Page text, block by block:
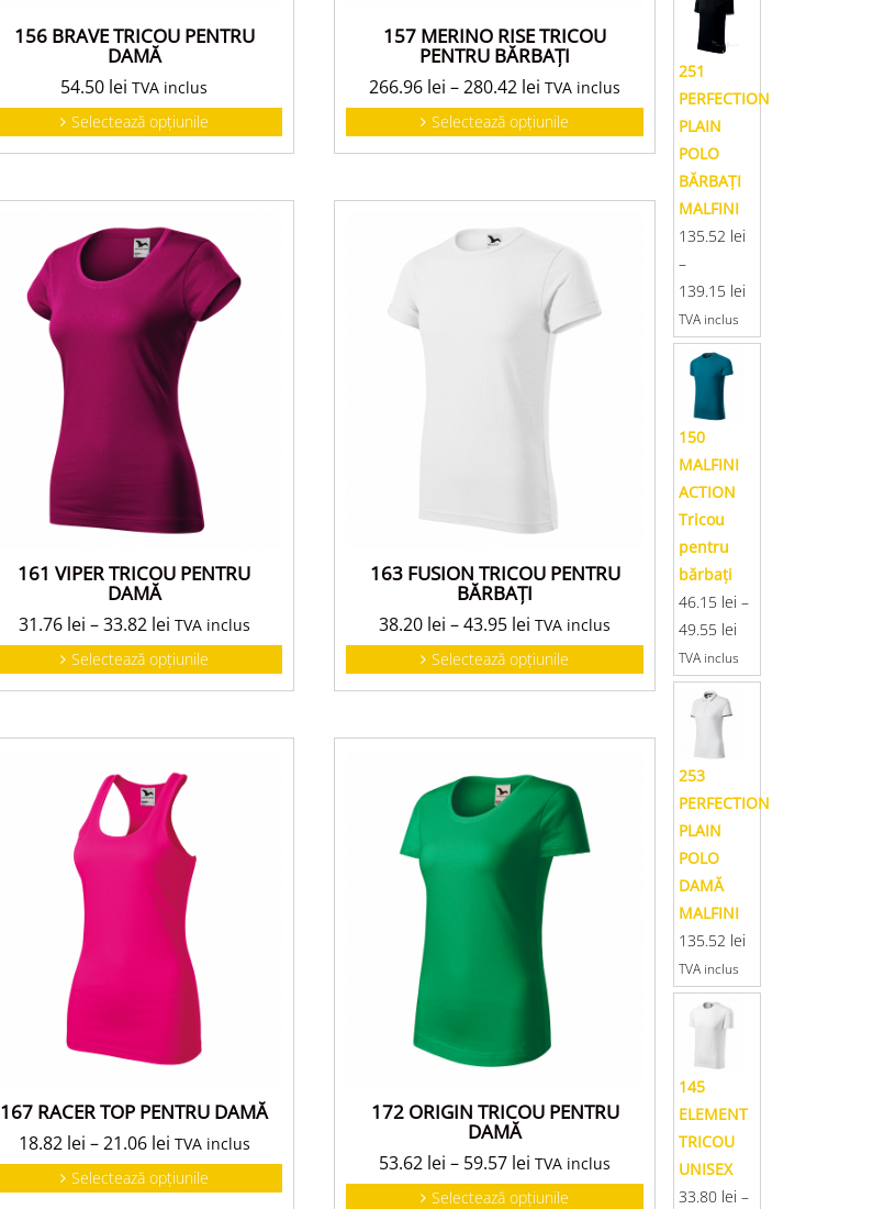
156 BRAVE TRICOU PENTRU
DAMĂ
54.50 lei TVA inclus
Selectează opțiunile
157 MERINO RISE TRICOU
PENTRU BĂRBAŢI
266.96 lei –280.42 lei TVA inclus
Selectează opțiunile
161 VIPER TRICOU PENTRU
DAMĂ
31.76 lei –33.82 lei TVA inclus
Selectează opțiunile
163 FUSION TRICOU PENTRU
BĂRBAŢI
38.20 lei –43.95 lei TVA inclus
Selectează opțiunile
167 RACER TOP PENTRU DAMĂ
18.82 lei –21.06 lei TVA inclus
Selectează opțiunile
172 ORIGIN TRICOU PENTRU
DAMĂ
53.62 lei – 59.57 lei TVA inclus
Selectează opțiunile
251
PERFECTION
PLAIN
POLO
BĂRBAŢI
MALFINI
135.52 lei
–
139.15 lei
TVA inclus
150
MALFINI
ACTION
Tricou
pentru
bărbaţi
46.15 lei –
49.55 lei
TVA inclus
253
PERFECTION
PLAIN
POLO
DAMĂ
MALFINI
135.52 lei
TVA inclus
145
ELEMENT
TRICOU
UNISEX
33.80 lei –